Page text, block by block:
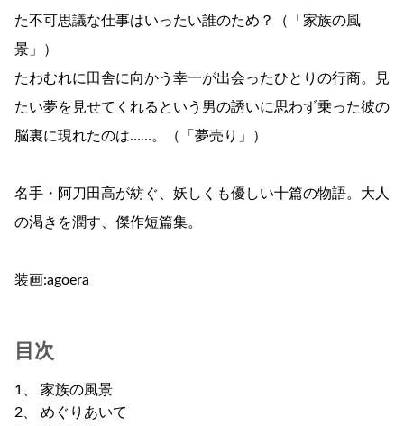
た不可思議な仕事はいったい誰のため？（「家族の風
景」）
たわむれに田舎に向かう幸一が出会ったひとりの行商。見
たい夢を見せてくれるという男の誘いに思わず乗った彼の
脳裏に現れたのは……。（「夢売り」）
名手・阿刀田高が紡ぐ、妖しくも優しい十篇の物語。大人
の渇きを潤す、傑作短篇集。
装画:agoera
目次
1、 家族の風景
2、 めぐりあいて